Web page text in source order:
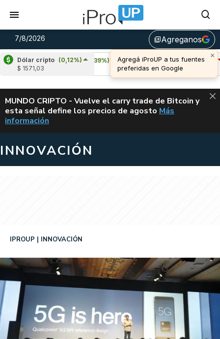
7/8/2026 library_addAgreganos
Dólar cripto (0,12%)
$ 1571,03
Cardano
(6,39%)
u$s 0,20
Avalanche (-4,38%)
u$s 6,41
ALERTA
MUNDO CRIPTO - Vuelve el carry trade de Bitcoin y
esta señal define los precios de agosto VUELVE EL
Más
información
INNOVACIÓN
IPROUP INNOVACIÓN